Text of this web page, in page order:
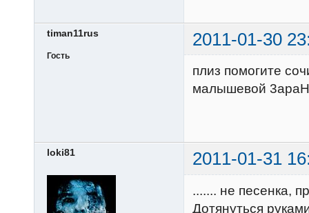
timan11rus 2011-01-30
Гость
плиз помогите
малышевой
loki81 2011-01-31
....... не песенка,
Дотянуться